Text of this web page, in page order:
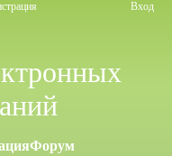
Вход
Форум